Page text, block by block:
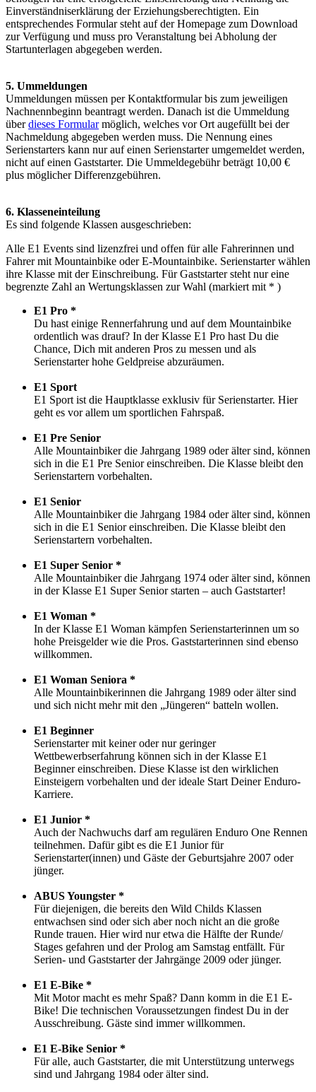
Einverständniserklärung der Erziehungsberechtigten. Ein
entsprechendes Formular steht auf der Homepage zum Download
zur Verfügung und muss pro Veranstaltung bei Abholung der
Startunterlagen abgegeben werden.
5. Ummeldungen
Ummeldungen müssen per Kontaktformular bis zum jeweiligen
Nachnennbeginn beantragt werden. Danach ist die Ummeldung
überdieses Formularmöglich, welches vor Ort augefüllt bei der
Nachmeldung abgegeben werden muss. Die Nennung eines
Serienstarters kann nur auf einen Serienstarter umgemeldet werden,
nicht auf einen Gaststarter. Die Ummeldegebühr beträgt 10,00 €
plus möglicher Differenzgebühren.
6. Klasseneinteilung
Es sind folgende Klassen ausgeschrieben:
Alle E1 Events sind lizenzfrei und offen für alle Fahrerinnen und
Fahrer mit Mountainbike oder E-Mountainbike. Serienstarter wählen
ihre Klasse mit der Einschreibung. Für Gaststarter steht nur eine
begrenzte Zahl an Wertungsklassen zur Wahl (markiert mit * )
E1 Pro *
Du hast einige Rennerfahrung und auf dem Mountainbike
ordentlich was drauf? In der Klasse E1 Pro hast Du die
Chance, Dich mit anderen Pros zu messen und als
Serienstarter hohe Geldpreise abzuräumen.
E1 Sport
E1 Sport ist die Hauptklasse exklusiv für Serienstarter. Hier
geht es vor allem um sportlichen Fahrspaß.
E1 Pre Senior
Alle Mountainbiker die Jahrgang 1989 oder älter sind, können
sich in die E1 Pre Senior einschreiben. Die Klasse bleibt den
Serienstartern vorbehalten.
E1 Senior
Alle Mountainbiker die Jahrgang 1984 oder älter sind, können
sich in die E1 Senior einschreiben. Die Klasse bleibt den
Serienstartern vorbehalten.
E1 Super Senior *
Alle Mountainbiker die Jahrgang 1974 oder älter sind, können
in der Klasse E1 Super Senior starten – auch Gaststarter!
E1 Woman *
In der Klasse E1 Woman kämpfen Serienstarterinnen um so
hohe Preisgelder wie die Pros. Gaststarterinnen sind ebenso
willkommen.
E1 Woman Seniora *
Alle Mountainbikerinnen die Jahrgang 1989 oder älter sind
und sich nicht mehr mit den „Jüngeren“ batteln wollen.
E1 Beginner
Serienstarter mit keiner oder nur geringer
Wettbewerbserfahrung können sich in der Klasse E1
Beginner einschreiben. Diese Klasse ist den wirklichen
Einsteigern vorbehalten und der ideale Start Deiner Enduro-
Karriere.
E1 Junior *
Auch der Nachwuchs darf am regulären Enduro One Rennen
teilnehmen. Dafür gibt es die E1 Junior für
Serienstarter(innen) und Gäste der Geburtsjahre 2007 oder
jünger.
ABUS Youngster *
Für diejenigen, die bereits den Wild Childs Klassen
entwachsen sind oder sich aber noch nicht an die große
Runde trauen. Hier wird nur etwa die Hälfte der Runde/
Stages gefahren und der Prolog am Samstag entfällt. Für
Serien- und Gaststarter der Jahrgänge 2009 oder jünger.
E1 E-Bike *
Mit Motor macht es mehr Spaß? Dann komm in die E1 E-
Bike! Die technischen Voraussetzungen findest Du in der
Ausschreibung. Gäste sind immer willkommen.
E1 E-Bike Senior *
Für alle, auch Gaststarter, die mit Unterstützung unterwegs
sind und Jahrgang 1984 oder älter sind.